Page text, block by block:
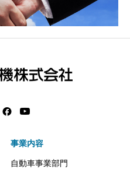
事業内容
自動車事業部門